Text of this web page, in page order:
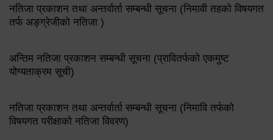
नतिजा प्रकाशन तथा अन्तर्वार्ता सम्बन्धी सूचना (निमावी तहको विषयगत
तर्फ अङ्ग्रेजीको नतिजा )
अन्तिम नतिजा प्रकाशन सम्बन्धी सूचना (प्रावितर्फको एकमुष्ट
योग्यताक्रम सूची)
नतिजा प्रकाशन तथा अन्तर्वार्ता सम्बन्धी सूचना (निमावि तर्फको
विषयगत परीक्षाको नतिजा विवरण)